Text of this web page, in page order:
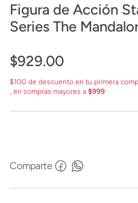
Figura de Acción
Series The
G2519
$929.00
$100 de descuento en tu primera
, en compras mayores a $999.
Comparte